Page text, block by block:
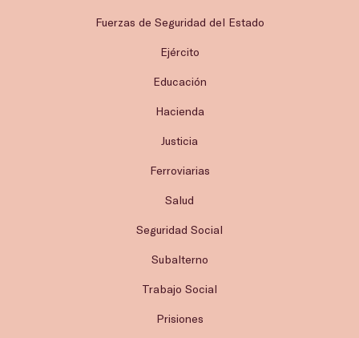
Fuerzas de Seguridad del Estado
Ejército
Educación
Hacienda
Justicia
Ferroviarias
Salud
Seguridad Social
Subalterno
Trabajo Social
Prisiones